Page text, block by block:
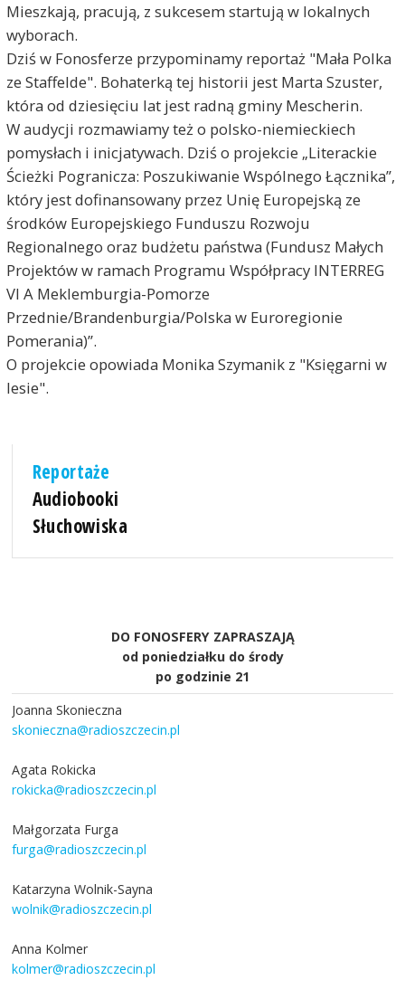
Mieszkają, pracują, z sukcesem startują w lokalnych
wyborach.
Dziś w Fonosferze przypominamy reportaż "Mała Polka
ze Staffelde". Bohaterką tej historii jest Marta Szuster,
która od dziesięciu lat jest radną gminy Mescherin.
W audycji rozmawiamy też o polsko-niemieckiech
pomysłach i inicjatywach. Dziś o projekcie „Literackie
Ścieżki Pogranicza: Poszukiwanie Wspólnego Łącznika”,
który jest dofinansowany przez Unię Europejską ze
środków Europejskiego Funduszu Rozwoju
Regionalnego oraz budżetu państwa (Fundusz Małych
Projektów w ramach Programu Współpracy INTERREG
VI A Meklemburgia-Pomorze
Przednie/Brandenburgia/Polska w Euroregionie
Pomerania)”.
O projekcie opowiada Monika Szymanik z "Księgarni w
lesie".
Reportaże
Audiobooki
Słuchowiska
DO FONOSFERY ZAPRASZAJĄ
od poniedziałku do środy
po godzinie 21
Joanna Skonieczna
skonieczna@radioszczecin.pl
Agata Rokicka
rokicka@radioszczecin.pl
Małgorzata Furga
furga@radioszczecin.pl
Katarzyna Wolnik-Sayna
wolnik@radioszczecin.pl
Anna Kolmer
kolmer@radioszczecin.pl